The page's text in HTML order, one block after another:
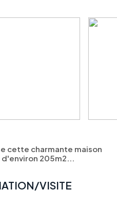
cette charmante maison
205m2...
VISITE